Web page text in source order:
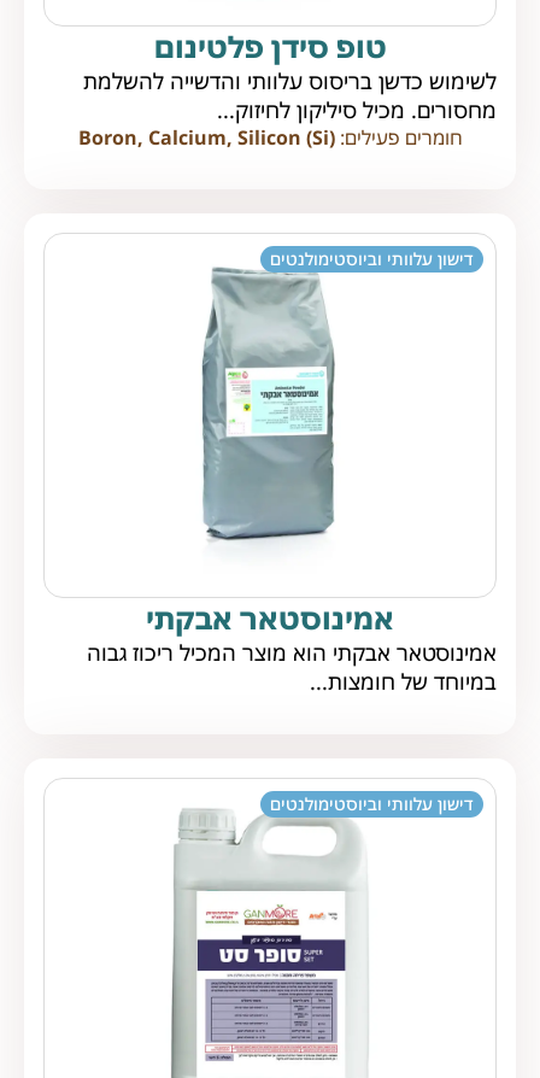
טופ סידן פלטינום
לשימוש כדשן בריסוס עלוותי והדשייה להשלמת
מחסורים. מכיל סיליקון לחיזוק...
חומרים פעילים:Boron, Calcium, Silicon (Si)
דישון עלוותי וביוסטימולנטים
אמינוסטאר אבקתי
אמינוסטאר אבקתי הוא מוצר המכיל ריכוז גבוה
במיוחד של חומצות...
דישון עלוותי וביוסטימולנטים